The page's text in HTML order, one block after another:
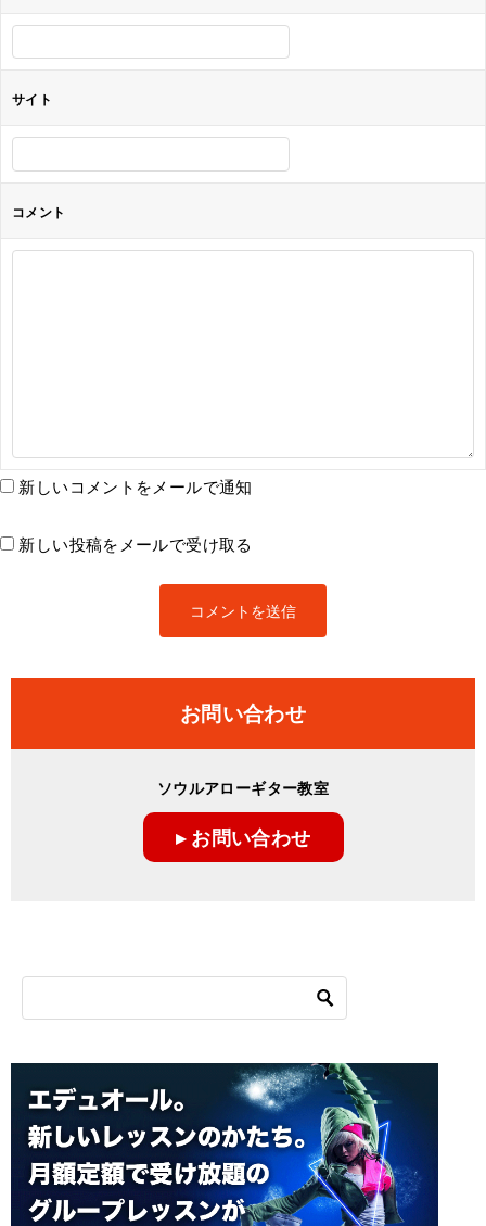
ン
サイト
コメント
新しいコメントをメールで通知
新しい投稿をメールで受け取る
お問い合わせ
ソウルアローギター教室
▸ お問い合わせ